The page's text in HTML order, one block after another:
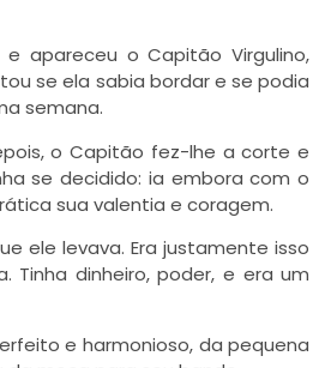
apareceu o Capitão Virgulino,
se ela sabia bordar e se podia
semana.
o Capitão fez-lhe a corte e
se decidido: ia embora com o
sua valentia e coragem.
ele levava. Era justamente isso
dinheiro, poder, e era um
e harmonioso, da pequena